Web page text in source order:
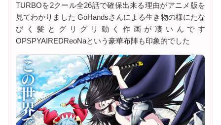
TURBOを2クール全26話で確保出来る理由がアニメ版を
見てわかりました GoHandsさんによる生き物の様にたな
びく髪とグリグリ動く作画が凄いんです
OPSPYAIREDReoNaという豪華布陣も印象的でした